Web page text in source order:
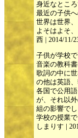
身近なところ
最近の子供
世界は世界、
よそはよそ、
西 | 2014/11/
子供が学校
音楽の教科
歌詞の中に
の他は英語
各国で公用
が、それ以
組の影響でし
学校の授業
しまりす |